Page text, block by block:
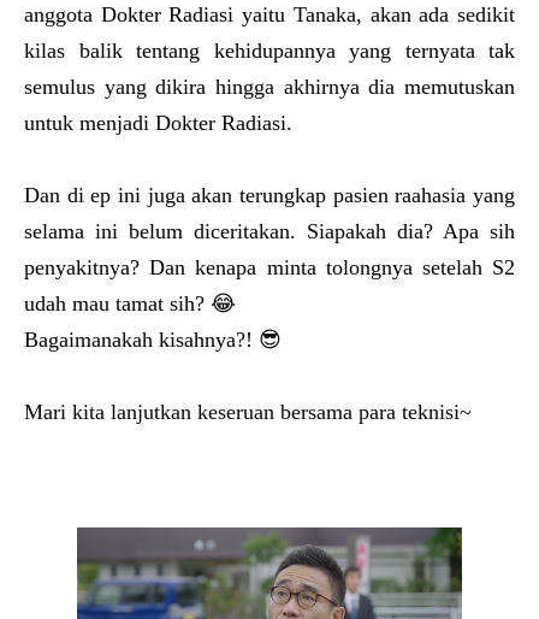
anggota Dokter Radiasi yaitu Tanaka, akan ada sedikit
kilas balik tentang kehidupannya yang ternyata tak
semulus yang dikira hingga akhirnya dia memutuskan
untuk menjadi Dokter Radiasi.
Dan di ep ini juga akan terungkap pasien raahasia yang
selama ini belum diceritakan. Siapakah dia? Apa sih
penyakitnya? Dan kenapa minta tolongnya setelah S2
udah mau tamat sih? 😂
Bagaimanakah kisahnya?! 😎
Mari kita lanjutkan keseruan bersama para teknisi~